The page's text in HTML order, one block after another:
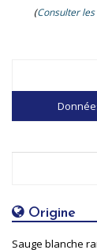
(Consulter
Origine
Sauge blanche